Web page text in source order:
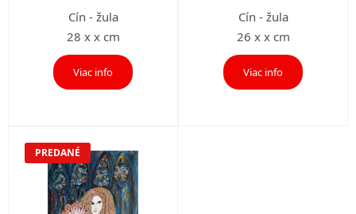
Cín - žula
28 x x cm
Viac info
Cín - žula
26 x x cm
Viac info
PREDANÉ